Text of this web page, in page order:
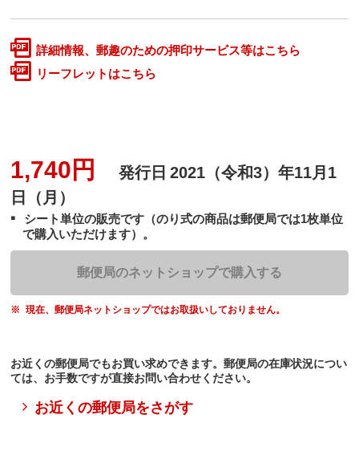
詳細情報、郵趣のための押印サービス等はこちら
リーフレットはこちら
1,740円 発行日 2021（令和3）年11月1
日（月）
シート単位の販売です（のり式の商品は郵便局では1枚単位
で購入いただけます）。
郵便局のネットショップで購入する
現在、郵便局ネットショップではお取扱いしておりません。
お近くの郵便局でもお買い求めできます。郵便局の在庫状況につい
ては、お手数ですが直接お問い合わせください。
お近くの郵便局をさがす